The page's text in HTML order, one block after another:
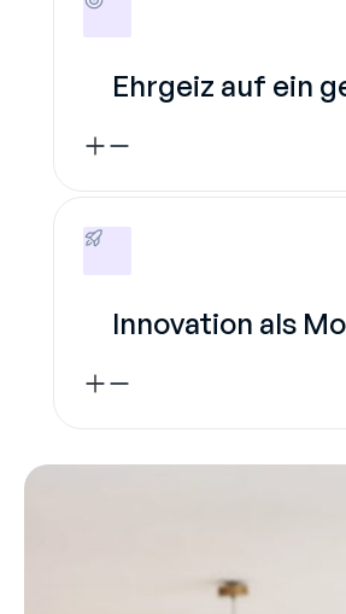
Ehrgeiz auf ein
Innovation als